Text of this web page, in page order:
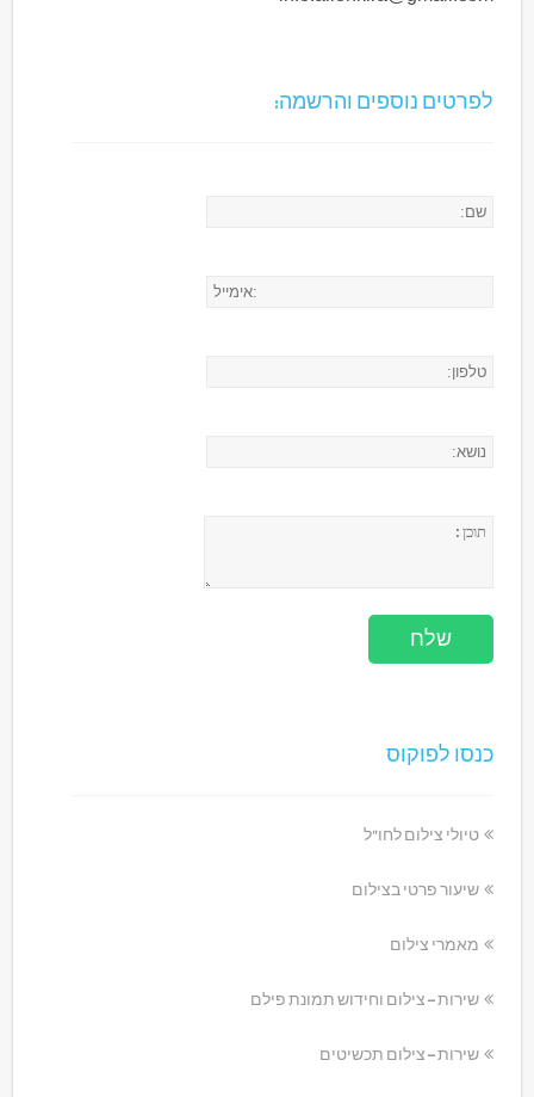
לפרטים נוספים והרשמה:
כנסו לפוקוס
טיולי צילום לחו"ל
שיעור פרטי בצילום
מאמרי צילום
שירות – צילום וחידוש תמונת פילם
שירות – צילום תכשיטים